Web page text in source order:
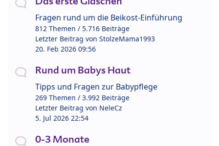
Fragen rund um die Beikost-Einführung
812 Themen / 5.716 Beiträge
Letzter Beitrag von StolzeMama1993
20. Feb 2026 09:56
Rund um Babys Haut
Tipps und Fragen zur Babypflege
269 Themen / 3.992 Beiträge
Letzter Beitrag von NeleCz
5. Jul 2026 22:54
0-3 Monate